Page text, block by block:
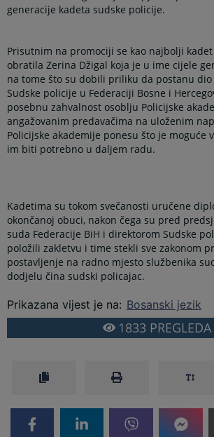
generacije kadeta sudske policije.
Prisutnim na promociji se kao najbolji
obratila Zerina Džigal koja je u ime cijele
na tome što su dobili priliku da postanu dio
Sudske policije u Federaciji Bosne i
posebnu zahvalnost osoblju Policijske
angažovanim predavačima na uloženim
Policijske akademije ponesu što je moguće
im biti potrebno u daljem radu.
Kadetima su tokom svečanosti uručene
okončanoj obuci, nakon čega su pred
suda Federacije BiH i direktorom Sudske
položili zakletvu i time stekli sve zakonom
postavljenje na radno mjesto službenika
dodjelu čina sudski policajac.
Prikazana vijest je na: Bosanski jezik
1833 PREGLEDA